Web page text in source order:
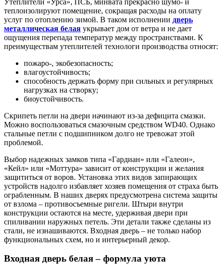
теплоизолируют помещение, сокращая расходы на оплату
услуг по отоплению зимой. В таком исполнении дверь
металлическая белая укрывает дом от ветра и не дает
ощущения перепада температур между пространствами. К
преимуществам утеплителей технологи производства относят:
пожаро-, экобезопасность;
влагоустойчивость;
способность держать форму при сильных и регулярных
нагрузках на створку;
биоустойчивость.
Скрипеть петли на двери начинают из-за дефицита смазки.
Можно воспользоваться смазочным средством WD40. Однако
стальные петли с подшипником долго не тревожат этой
проблемой.
Выбор надежных замков типа «Гардиан» или «Галеон»,
«Кейл» или «Моттура» зависит от конструкции и желания
защититься от воров. Установка этих видов запирающих
устройств надолго избавляет хозяев помещения от страха быть
ограбленным. В наших дверях предусмотрена система защиты
от взлома – противосъемные ригели. Штыри внутри
конструкции остаются на месте, удерживая двери при
спиливании наружных петель. Эти детали также сделаны из
стали, не изнашиваются. Входная дверь – не только набор
функциональных схем, но и интерьерный декор.
Входная дверь белая – формула уюта